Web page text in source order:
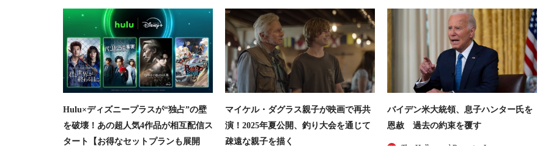
ョ
ン
Hulu×ディズニープラスが“独占”の壁
を破壊！あの超人気4作品が相互配信ス
タート【お得なセットプランも展開
マイケル・ダグラス親子が映画で再共
演！2025年夏公開、釣り大会を通じて
疎遠な親子を描く
バイデン米大統領、息子ハンター氏を
恩赦 過去の約束を覆す